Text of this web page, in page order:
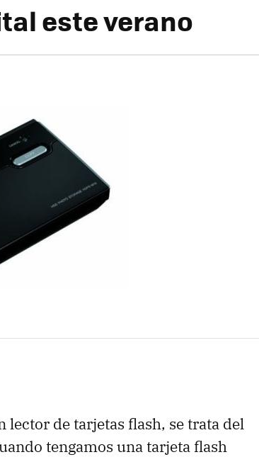
este verano
lector de tarjetas flash, se trata del
tengamos una tarjeta flash